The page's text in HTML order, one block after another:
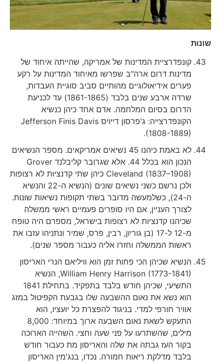
שונות
קונפדרציית המדינות של אמריקה, שהייתה איחוד של
מדינות דרום ארה"ב שפרשו מאיחוד המדינות על רקע
פערים אידיאולוגיים מהותיים סביב סוגיית העבדות,
שרדה ארבע שנים בלבד (1861-1865) עד לכניעת
הדרום בסיום המלחמה. אדם אחד כיהן כנשיא
הקונפדרצייה: ג'פרסון דייויס Jefferson Finis Davis
(1808-1889).
לא באמת כיהנו 45 נשיאים אמריקאים. מספר הנשיאים
הנכון הוא בכלל 44. אלא שגרובר קליבלנד Grover
Cleveland (1837–1908) כיהן שתי קדנציות לא רצופות
ולכן נרשם כשני נשיאים שונים (הנשיא ה-22 והנשיא
ה-24), כשלמעשה מדובר בשתי תקופות נשיאות שונות.
לצורך העניין, אם היו סופרים פעמיים ראשי ממשלה
שכיהנו קדנציות לא רצופות בישראל, מספרם היה טופח
מ-12 ל-17 (בן גוריון, רבין, פרס, שמיר ונתניהו עזבו את
ראשות הממשלה וחזרו אליה כעבור מספר שנים).
הנשיא שכיהן הכי פחות זמן הוא וויליאם הנרי האריסון
William Henry Harrison (1773-1841), הנשיא
התשיעי, שכיהן חודש בלבד בתפקיד. בתחילת 1841
הוא נשא את נאום ההשבעה שלו בגבעת הקפיטול במזג
אוויר חורפי למדי. בניגוד להפצרת כל יועציו, הוא
התעקש לשאת נאום השבעה ארוך במיוחד: 8,000
מילים, שהשתרעו על פני שעה וחצי. השהייה הארוכה
בקור העז גבתה את שלה והאריסון מת כעבור חודש
בלבד מדלקת ריאות חמורה. נכדו, בנג'מין האריסון